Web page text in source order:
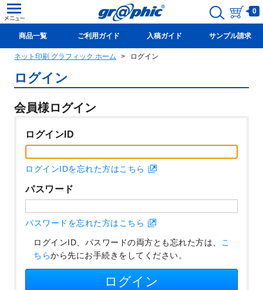
0
商品一覧 ご利用ガイド 入稿ガイド サンプル請求
新規会員登録(無料)
ネット印刷 グラフィック ホーム ログイン
ログイン
会員様ログイン
ログインID
ログインIDを忘れた方はこちら
パスワード
パスワードを忘れた方はこちら
ログインID、パスワードの両方とも忘れた方は、 こ
ちらから先にお手続きをしてください。
ログイン